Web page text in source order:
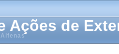
Ações de